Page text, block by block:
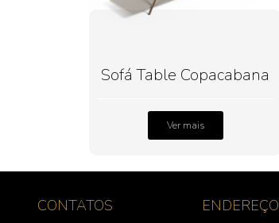
Sofá Table Copacabana
Ver mais
CONTATOS ENDEREÇO